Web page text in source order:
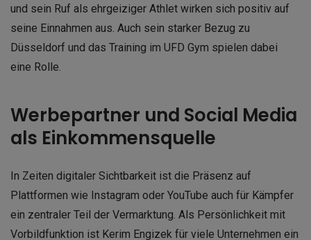
und sein Ruf als ehrgeiziger Athlet wirken sich positiv auf
seine Einnahmen aus. Auch sein starker Bezug zu
Düsseldorf und das Training im UFD Gym spielen dabei
eine Rolle.
Werbepartner und Social Media
als Einkommensquelle
In Zeiten digitaler Sichtbarkeit ist die Präsenz auf
Plattformen wie Instagram oder YouTube auch für Kämpfer
ein zentraler Teil der Vermarktung. Als Persönlichkeit mit
Vorbildfunktion ist Kerim Engizek für viele Unternehmen ein